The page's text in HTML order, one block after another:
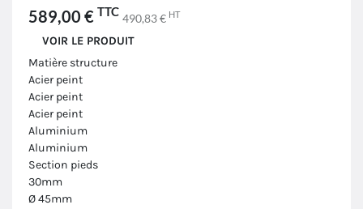
589,00 € TTC 490,83 € HT
VOIR LE PRODUIT
Matière structure
Acier peint
Acier peint
Acier peint
Aluminium
Aluminium
Section pieds
30mm
Ø 45mm